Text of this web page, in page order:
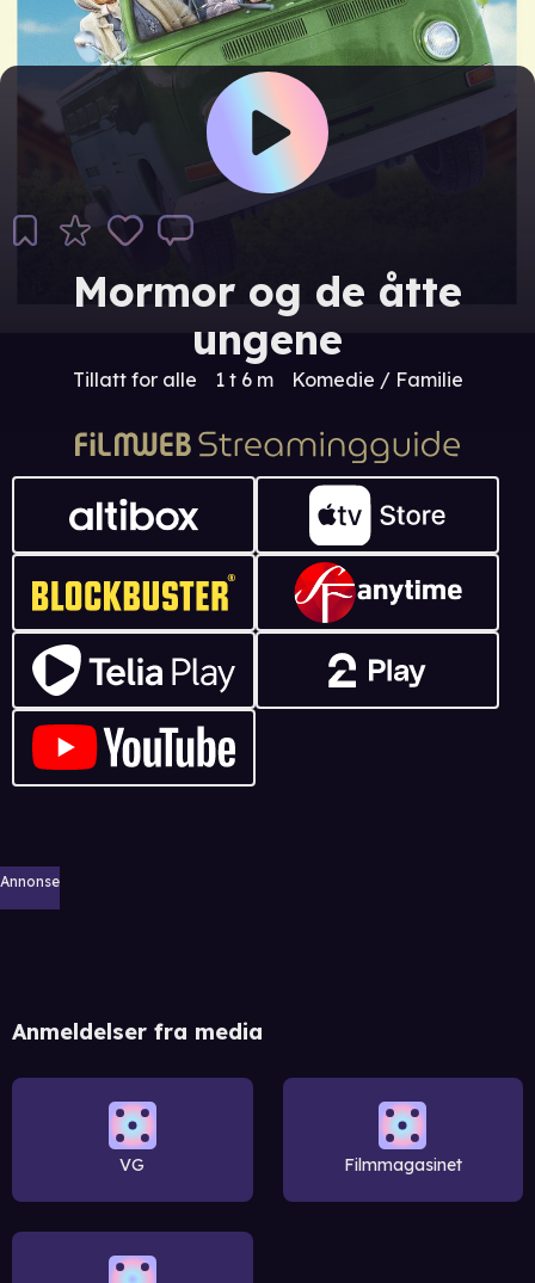
Mormor og de åtte
ungene
Tillatt for alle 1 t 6 m Komedie / Familie
Annonse
Anmeldelser fra media
VG Filmmagasinet